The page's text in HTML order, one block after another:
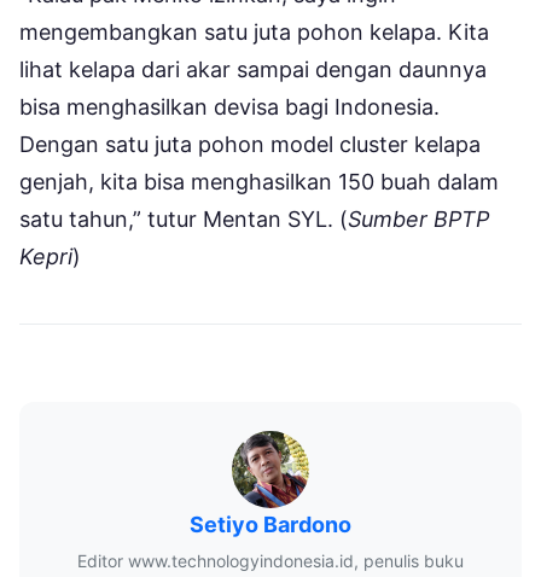
mengembangkan satu juta pohon kelapa. Kita
lihat kelapa dari akar sampai dengan daunnya
bisa menghasilkan devisa bagi Indonesia.
Dengan satu juta pohon model cluster kelapa
genjah, kita bisa menghasilkan 150 buah dalam
satu tahun,” tutur Mentan SYL. (Sumber BPTP
Kepri)
Setiyo Bardono
Editor www.technologyindonesia.id, penulis buku